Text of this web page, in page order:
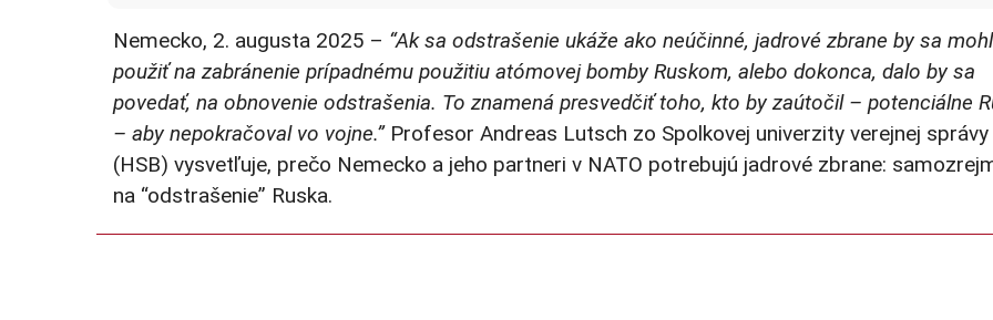
Nemecko, 2. augusta 2025 – “Ak sa odstrašenie ukáže ako neúčinné, jadrové zbrane by sa
použiť na zabránenie prípadnému použitiu atómovej bomby Ruskom, alebo dokonca, dalo by sa
povedať, na obnovenie odstrašenia. To znamená presvedčiť toho, kto by zaútočil – potenciálne
– aby nepokračoval vo vojne.”Profesor Andreas Lutsch zo Spolkovej univerzity verejnej správy
(HSB) vysvetľuje, prečo Nemecko a jeho partneri v NATO potrebujú jadrové zbrane:
na “odstrašenie” Ruska.